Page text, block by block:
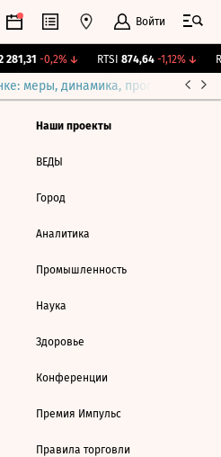
Войти
-0,2%↓ RTSI 874,64 -1,12%↓
меры, динамика, прогнозы
Наши проекты
ВЕДЫ
Город
Аналитика
Промышленность
Наука
Здоровье
Конференции
Премия Импульс
Правила торговли